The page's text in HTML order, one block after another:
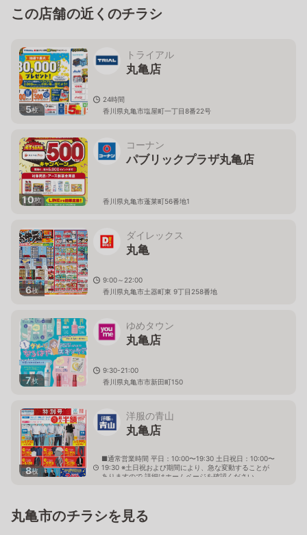
この店舗の近くのチラシ
5枚
トライアル
丸亀店
24時間
香川県丸亀市塩屋町一丁目8番22号
10枚
コーナン
パブリックプラザ丸亀店
香川県丸亀市蓬莱町56番地1
6枚
ダイレックス
丸亀
9:00～22:00
香川県丸亀市土器町東 9丁目258番地
7枚
ゆめタウン
丸亀店
9:30-21:00
香川県丸亀市市新田町150
8枚
洋服の青山
丸亀店
■通常営業時間 平日：10:00〜19:30 土日祝日：10:00〜
19:30 ※土日祝および期間により、急な変動することが
ありますので 詳細はホームページを確認ください
丸亀市のチラシを見る